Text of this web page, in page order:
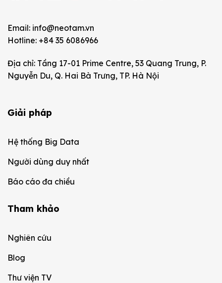
Email: info@neotam.vn
Hotline: +84 35 6086966
Địa chỉ: Tầng 17-01 Prime Centre, 53 Quang Trung, P.
Nguyễn Du, Q. Hai Bà Trưng, TP. Hà Nội
Giải pháp
Hệ thống Big Data
Người dùng duy nhất
Báo cáo đa chiều
Tham khảo
Nghiên cứu
Blog
Thư viện TV